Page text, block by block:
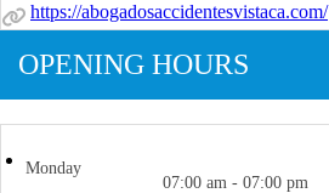
https://abogadosaccidentesvistaca.com/
OPENING HOURS
Monday
07:00 am - 07:00 pm